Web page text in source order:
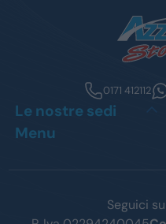
0171 412112
Le nostre sedi
Menu
Seguici